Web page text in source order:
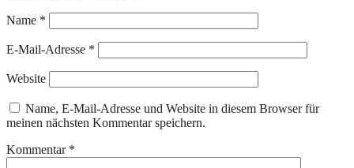
Name *
E-Mail-Adresse *
Website
Name, E-Mail-Adresse und Website in diesem Browser für
meinen nächsten Kommentar speichern.
Kommentar *